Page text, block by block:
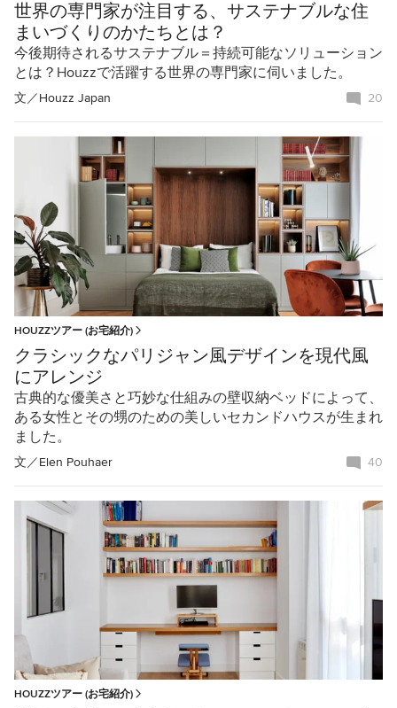
世界の専門家が注目する、サステナブルな住
まいづくりのかたちとは？
今後期待されるサステナブル＝持続可能なソリューション
とは？Houzzで活躍する世界の専門家に伺いました。
文／Houzz Japan 20
HOUZZツアー (お宅紹介)
クラシックなパリジャン風デザインを現代風
にアレンジ
古典的な優美さと巧妙な仕組みの壁収納ベッドによって、
ある女性とその甥のための美しいセカンドハウスが生まれ
ました。
文／Elen Pouhaer 40
HOUZZツアー (お宅紹介)